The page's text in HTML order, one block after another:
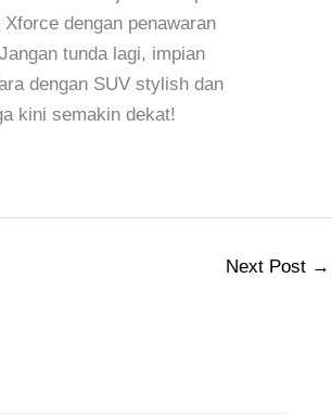
dengan penawaran
tunda lagi, impian
dengan SUV stylish dan
kini semakin dekat!
Next Post →